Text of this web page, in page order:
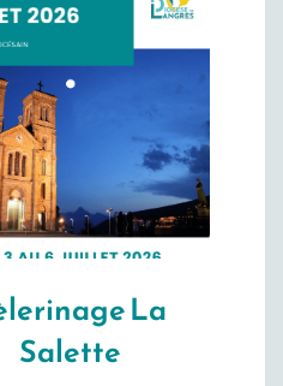
La
Salette